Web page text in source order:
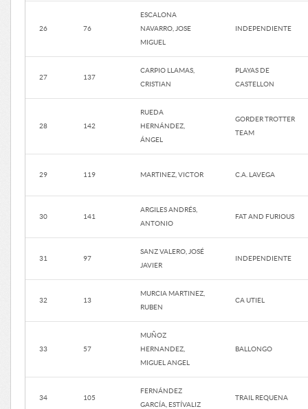
26 76
ESCALONA
NAVARRO, JOSE
MIGUEL
INDEPENDIENTE
27 137
CARPIO LLAMAS,
CRISTIAN
PLAYAS DE
CASTELLON
28 142
RUEDA
HERNÁNDEZ,
ÁNGEL
GORDER TROTTER
TEAM
29 119 MARTINEZ, VICTOR C.A. LAVEGA
30 141
ARGILES ANDRÉS,
ANTONIO
FAT AND FURIOUS
31 97
SANZ VALERO, JOSÉ
JAVIER
INDEPENDIENTE
32 13
MURCIA MARTINEZ,
RUBEN
CA UTIEL
33 57
MUÑOZ
HERNANDEZ,
MIGUEL ANGEL
BALLONGO
34 105
FERNÁNDEZ
GARCÍA, ESTÍVALIZ
TRAIL REQUENA